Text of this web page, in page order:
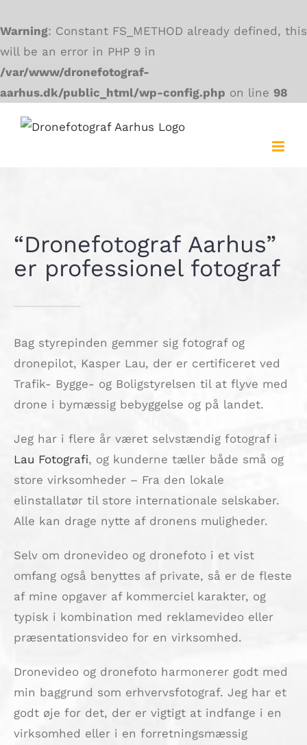
Warning: Constant FS_METHOD already defined, this
will be an error in PHP 9 in
/var/www/dronefotograf-
aarhus.dk/public_html/wp-config.php on line 98
“Dronefotograf Aarhus”
er professionel fotograf
Bag styrepinden gemmer sig fotograf og
dronepilot, Kasper Lau, der er certificeret ved
Trafik- Bygge- og Boligstyrelsen til at flyve med
drone i bymæssig bebyggelse og på landet.
Jeg har i flere år været selvstændig fotograf i
Lau Fotografi, og kunderne tæller både små og
store virksomheder – Fra den lokale
elinstallatør til store internationale selskaber.
Alle kan drage nytte af dronens muligheder.
Selv om dronevideo og dronefoto i et vist
omfang også benyttes af private, så er de fleste
af mine opgaver af kommerciel karakter, og
typisk i kombination med reklamevideo eller
præsentationsvideo for en virksomhed.
Dronevideo og dronefoto harmonerer godt med
min baggrund som erhvervsfotograf. Jeg har et
godt øje for det, der er vigtigt at indfange i en
virksomhed eller i en forretningsmæssig